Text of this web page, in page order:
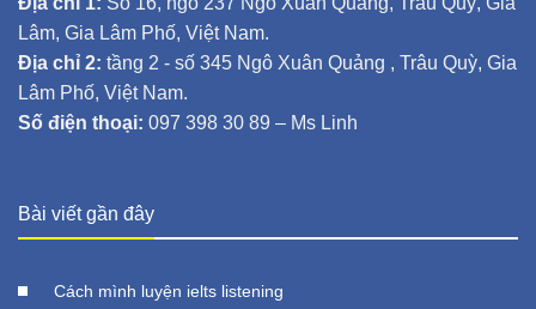
Lâm, Gia Lâm Phố, Việt Nam.
Địa chỉ 2: tầng 2 - số 345 Ngô Xuân Quảng , Trâu Quỳ, Gia
Lâm Phố, Việt Nam.
Số điện thoại: 097 398 30 89 – Ms Linh
Bài viết gần đây
Cách mình luyện ielts listening